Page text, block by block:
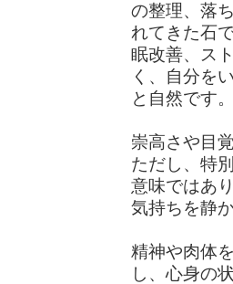
の整理、落
れてきた石
眠改善、ス
く、自分を
と自然です
崇高さや目
ただし、特
意味ではあ
気持ちを静
精神や肉体
し、心身の